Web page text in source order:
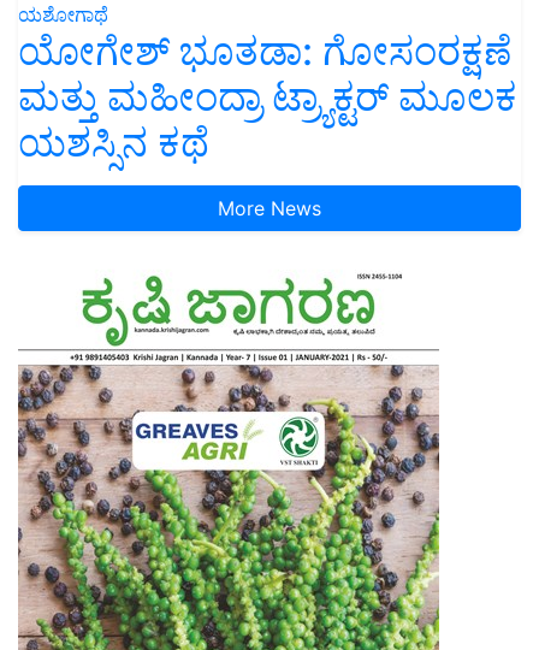
ಯಶೋಗಾಥೆ
ಯೋಗೇಶ್ ಭೂತಡಾ: ಗೋಸಂರಕ್ಷಣೆ
ಮತ್ತು ಮಹೀಂದ್ರಾ ಟ್ರ್ಯಾಕ್ಟರ್ ಮೂಲಕ
ಯಶಸ್ಸಿನ ಕಥೆ
More News